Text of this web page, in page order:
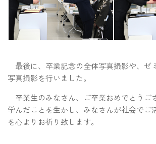
最後に、卒業記念の全体写真撮影や、ゼ
写真撮影を行いました。
卒業生のみなさん、ご卒業おめでとうご
学んだことを生かし、みなさんが社会でご
を心よりお祈り致します。